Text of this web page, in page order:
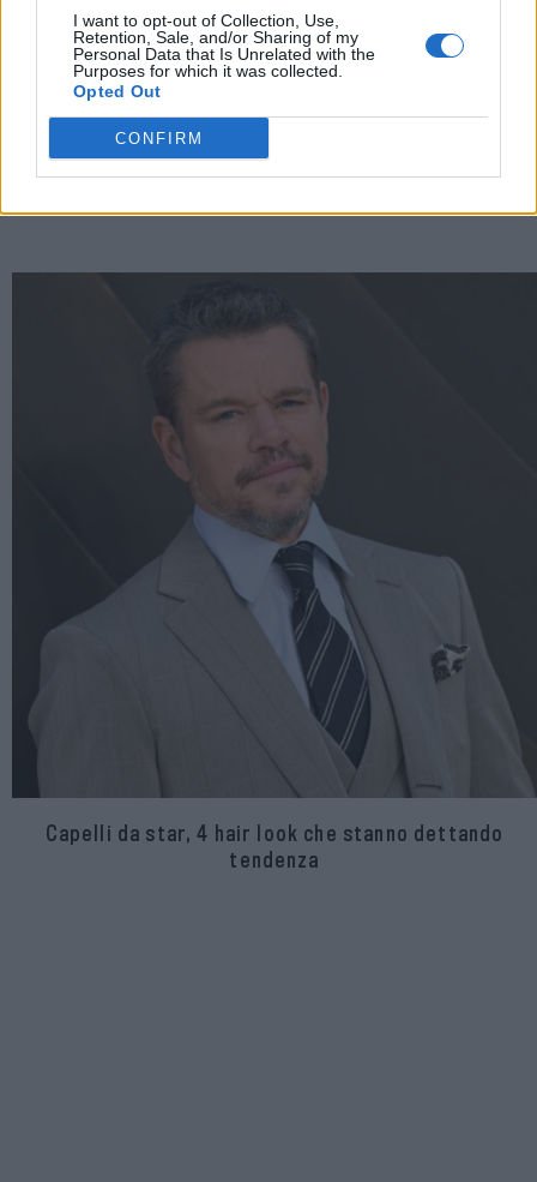
I want to opt-out of Collection, Use,
Retention, Sale, and/or Sharing of my
Personal Data that Is Unrelated with the
Purposes for which it was collected.
Opted Out
CONFIRM
Beauty in cabina, 5 essenziali premium per viaggiare
Capelli da star, 4 hair look che stanno dettando
tendenza